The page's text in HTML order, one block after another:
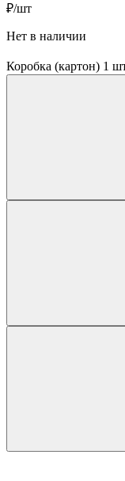
₽/шт
Нет в наличии
Коробка (картон) 1